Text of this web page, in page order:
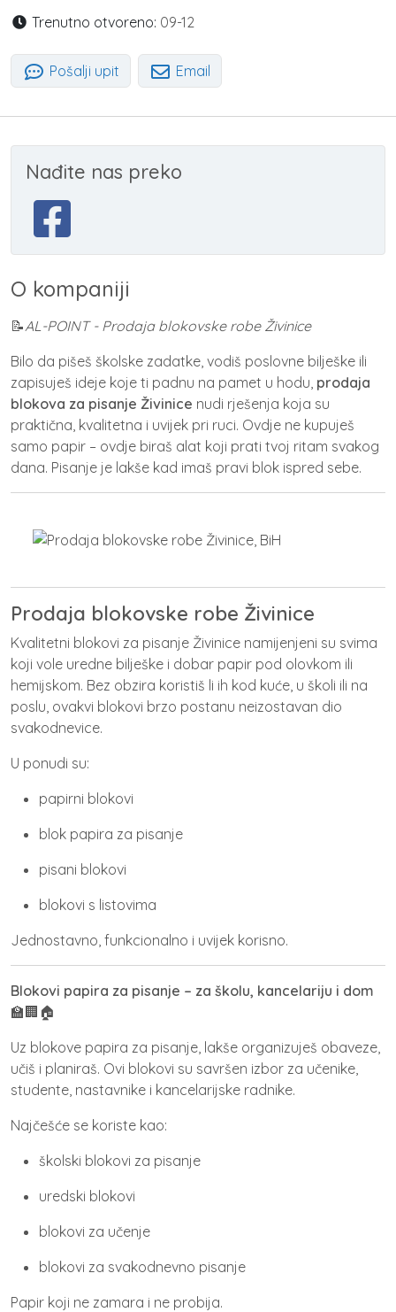
Trenutno otvoreno: 09-12
Pošalji upit Email
Nađite nas preko
O kompaniji
📝AL-POINT - Prodaja blokovske robe Živinice
Bilo da pišeš školske zadatke, vodiš poslovne bilješke ili
zapisuješ ideje koje ti padnu na pamet u hodu, prodaja
blokova za pisanje Živinice nudi rješenja koja su
praktična, kvalitetna i uvijek pri ruci. Ovdje ne kupuješ
samo papir – ovdje biraš alat koji prati tvoj ritam svakog
dana. Pisanje je lakše kad imaš pravi blok ispred sebe.
Prodaja blokovske robe Živinice
Kvalitetni blokovi za pisanje Živinice namijenjeni su svima
koji vole uredne bilješke i dobar papir pod olovkom ili
hemijskom. Bez obzira koristiš li ih kod kuće, u školi ili na
poslu, ovakvi blokovi brzo postanu neizostavan dio
svakodnevice.
U ponudi su:
papirni blokovi
blok papira za pisanje
pisani blokovi
blokovi s listovima
Jednostavno, funkcionalno i uvijek korisno.
Blokovi papira za pisanje – za školu, kancelariju i dom
🏫🏢🏠
Uz blokove papira za pisanje , lakše organizuješ obaveze,
učiš i planiraš. Ovi blokovi su savršen izbor za učenike,
studente, nastavnike i kancelarijske radnike.
Najčešće se koriste kao:
školski blokovi za pisanje
uredski blokovi
blokovi za učenje
blokovi za svakodnevno pisanje
Papir koji ne zamara i ne probija.